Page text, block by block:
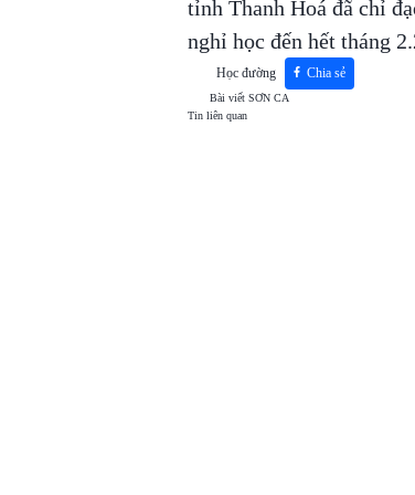
tỉnh Thanh Hoá đã chỉ
nghỉ học đến hết tháng
Học đường Chia sẻ
Bài viết SƠN CA
Tin liên quan